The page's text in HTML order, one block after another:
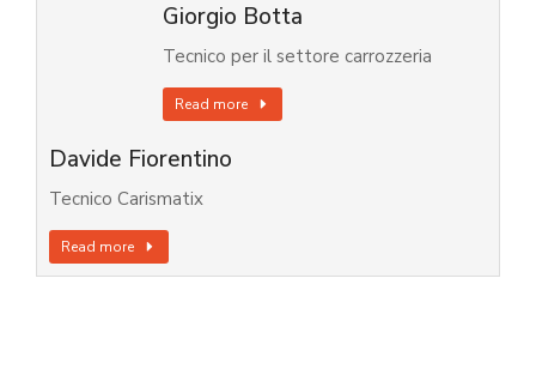
Giorgio Botta
Tecnico per il settore carrozzeria
Read more
Davide Fiorentino
Tecnico Carismatix
Read more